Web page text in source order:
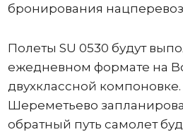
бронирования
Полеты SU 0530 будут
ежедневном формате на
двухклассной
Шереметьево
обратный путь самолет